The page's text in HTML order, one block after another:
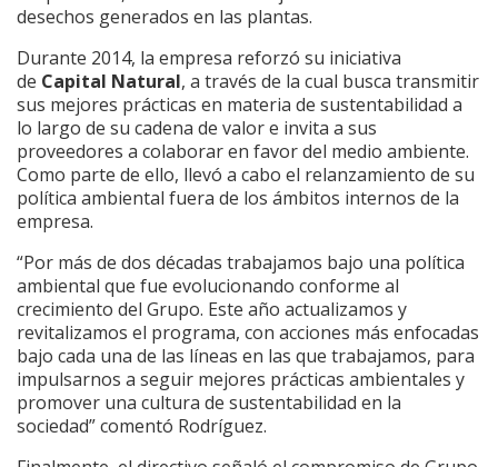
desechos generados en las plantas.
Durante 2014, la empresa reforzó su iniciativa
de Capital Natural, a través de la cual busca transmitir
sus mejores prácticas en materia de sustentabilidad a
lo largo de su cadena de valor e invita a sus
proveedores a colaborar en favor del medio ambiente.
Como parte de ello, llevó a cabo el relanzamiento de su
política ambiental fuera de los ámbitos internos de la
empresa.
“Por más de dos décadas trabajamos bajo una política
ambiental que fue evolucionando conforme al
crecimiento del Grupo. Este año actualizamos y
revitalizamos el programa, con acciones más enfocadas
bajo cada una de las líneas en las que trabajamos, para
impulsarnos a seguir mejores prácticas ambientales y
promover una cultura de sustentabilidad en la
sociedad” comentó Rodríguez.